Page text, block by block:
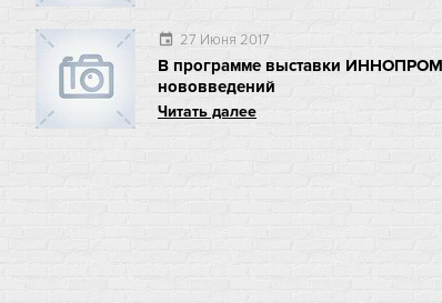
event 27 Июня 2017
В программе выставки
нововведений
Читать далее